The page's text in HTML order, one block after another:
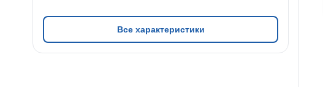
Все характеристики